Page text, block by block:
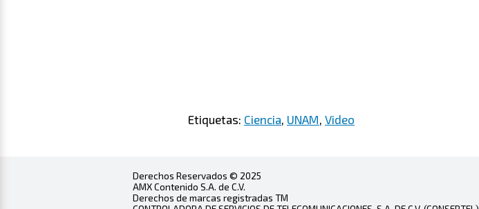
Etiquetas: Ciencia UNAM Video
Derechos Reservados © 2025
AMX Contenido S.A. de C.V.
Derechos de marcas registradas TM